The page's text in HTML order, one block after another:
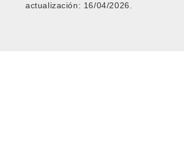
actualización: 16/04/2026.